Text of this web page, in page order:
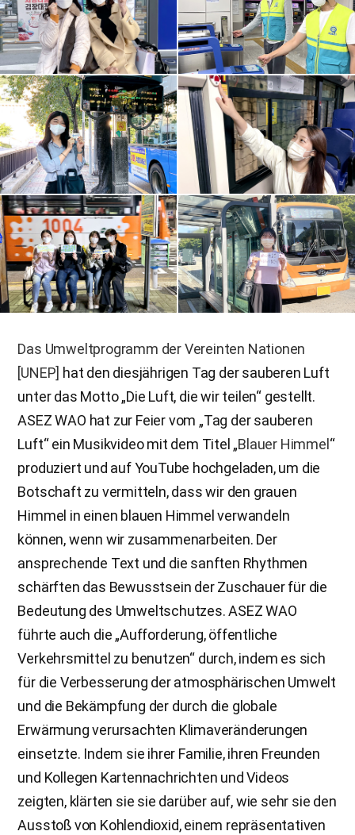
Das Umweltprogramm der Vereinten Nationen
[UNEP] hat den diesjährigen Tag der sauberen Luft
unter das Motto „Die Luft, die wir teilen“ gestellt.
ASEZ WAO hat zur Feier vom „Tag der sauberen
Luft“ ein Musikvideo mit dem Titel „Blauer Himmel “
produziert und auf YouTube hochgeladen, um die
Botschaft zu vermitteln, dass wir den grauen
Himmel in einen blauen Himmel verwandeln
können, wenn wir zusammenarbeiten. Der
ansprechende Text und die sanften Rhythmen
schärften das Bewusstsein der Zuschauer für die
Bedeutung des Umweltschutzes. ASEZ WAO
führte auch die „Aufforderung, öffentliche
Verkehrsmittel zu benutzen“ durch, indem es sich
für die Verbesserung der atmosphärischen Umwelt
und die Bekämpfung der durch die globale
Erwärmung verursachten Klimaveränderungen
einsetzte. Indem sie ihrer Familie, ihren Freunden
und Kollegen Kartennachrichten und Videos
zeigten, klärten sie sie darüber auf, wie sehr sie den
Ausstoß von Kohlendioxid, einem repräsentativen